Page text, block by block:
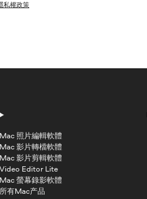
私權政策
Mac 照片編輯軟體
Mac 影片轉檔軟體
Mac 影片剪輯軟體
Video Editor Lite
Mac 螢幕錄影軟體
所有Mac产品